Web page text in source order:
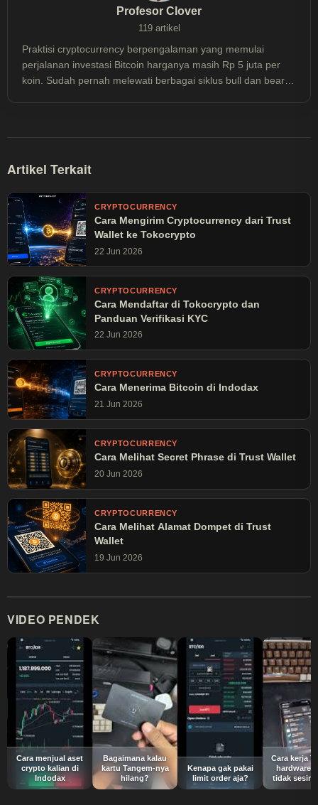
Profesor Clover
119 artikel
Praktisi cryptocurrency berpengalaman yang memulai
perjalanan investasi Bitcoin harganya masih Rp 5 juta per
koin. Sudah pernah melewati berbagai siklus bull dan bear
ekosistem cryptocurrency secara menyeluruh. Kini fokus
pada strategi investasi Bitcoin jangka panjang, berbagi
pengetahuan teknis mulai dari cara kerja Bitcoin, teknologi
blockchain, hingga tutorial praktis penggunaan wallet dan
exchange melalui blog ini. Semua konten ditulis berdasarkan
riset mendalam dan pengalaman langsung untuk membantu
pembaca memahami dunia cryptocurrency dengan lebih
baik. Konten di blog ini bersifat edukatif dan bukan
merupakan ajakan atau saran investasi—selalu lakukan riset
mandiri (DYOR) sebelum mengambil keputusan finansial.
Artikel Terkait
CRYPTOCURRENCY
Cara Mengirim Cryptocurrency dari Trust
Wallet ke Tokocrypto
22 Jun 2026
CRYPTOCURRENCY
Cara Mendaftar di Tokocrypto dan
Panduan Verifikasi KYC
22 Jun 2026
CRYPTOCURRENCY
Cara Menerima Bitcoin di Indodax
21 Jun 2026
CRYPTOCURRENCY
Cara Melihat Secret Phrase di Trust Wallet
20 Jun 2026
CRYPTOCURRENCY
Cara Melihat Alamat Dompet di Trust
Wallet
19 Jun 2026
VIDEO PENDEK
Cara menjual aset
crypto kalian di
Indodax
Bagaimana kalau
kartu Tangem-nya
hilang?
Kenapa gak pakai
limit order aja?
Cara kerja
hardware
tidak